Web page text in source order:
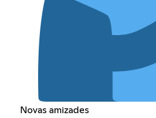
Novas amizades